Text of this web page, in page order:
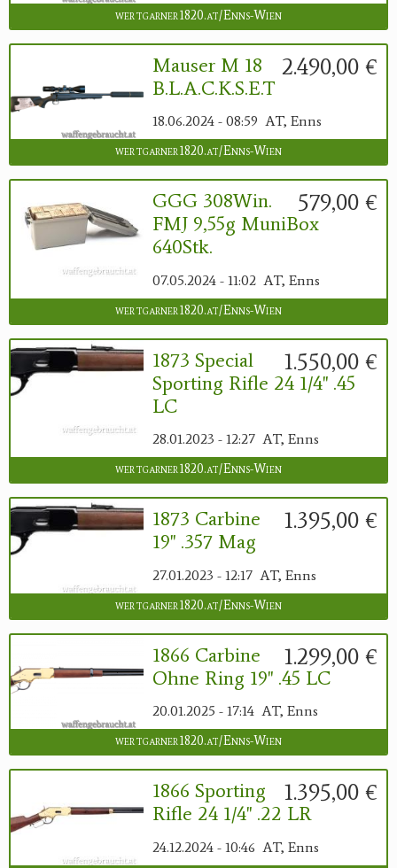
wertgarner1820.at/Enns-Wien
2.490,00 €
Mauser M 18
B.L.A.C.K.S.E.T
18.06.2024 - 08:59 AT, Enns
wertgarner1820.at/Enns-Wien
579,00 €
GGG 308Win.
FMJ 9,55g MuniBox
640Stk.
07.05.2024 - 11:02 AT, Enns
wertgarner1820.at/Enns-Wien
1.550,00 €
1873 Special
Sporting Rifle 24 1/4" .45
LC
28.01.2023 - 12:27 AT, Enns
wertgarner1820.at/Enns-Wien
1.395,00 €
1873 Carbine
19" .357 Mag
27.01.2023 - 12:17 AT, Enns
wertgarner1820.at/Enns-Wien
1.299,00 €
1866 Carbine
Ohne Ring 19" .45 LC
20.01.2025 - 17:14 AT, Enns
wertgarner1820.at/Enns-Wien
1.395,00 €
1866 Sporting
Rifle 24 1/4" .22 LR
24.12.2024 - 10:46 AT, Enns